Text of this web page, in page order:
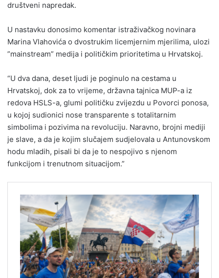
društveni napredak.
U nastavku donosimo komentar istraživačkog novinara
Marina Vlahovića o dvostrukim licemjernim mjerilima, ulozi
”mainstream” medija i političkim prioritetima u Hrvatskoj.
“U dva dana, deset ljudi je poginulo na cestama u
Hrvatskoj, dok za to vrijeme, državna tajnica MUP-a iz
redova HSLS-a, glumi političku zvijezdu u Povorci ponosa,
u kojoj sudionici nose transparente s totalitarnim
simbolima i pozivima na revoluciju. Naravno, brojni mediji
je slave, a da je kojim slučajem sudjelovala u Antunovskom
hodu mladih, pisali bi da je to nespojivo s njenom
funkcijom i trenutnom situacijom.”